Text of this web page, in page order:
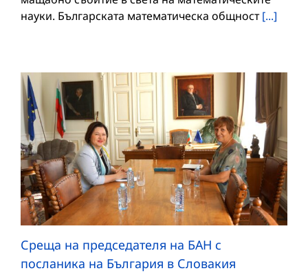
науки. Българската математическа общност[...]
Среща на председателя на БАН с
посланика на България в Словакия